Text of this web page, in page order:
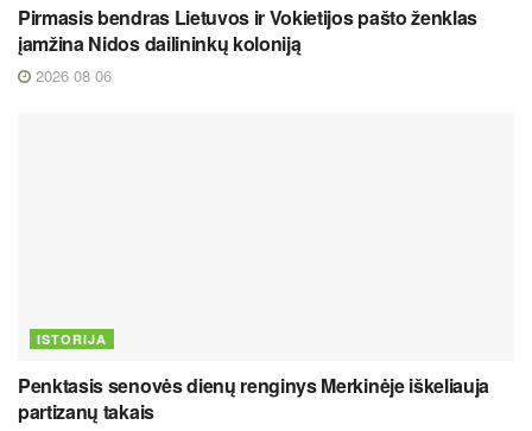
Pirmasis bendras Lietuvos ir Vokietijos pašto ženklas
įamžina Nidos dailininkų koloniją
2026 08 06
ISTORIJA
Penktasis senovės dienų renginys Merkinėje iškeliauja
partizanų takais